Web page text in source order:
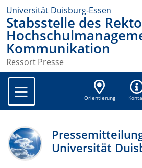
Universität Duisburg-Essen
Stabsstelle des
Kommunikation
Ressort Presse
Orientierung
Universität